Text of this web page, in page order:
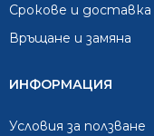
Срокове и доставка
Връщане и замяна
ИНФОРМАЦИЯ
Условия за ползване